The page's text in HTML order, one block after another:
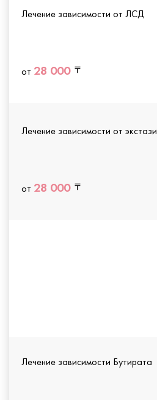
Лечение зависимости от ЛСД
от 28 000
Лечение зависимости от экстази
от 28 000
Лечение зависимости Бутирата